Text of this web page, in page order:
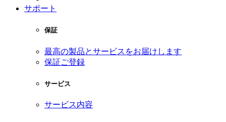
サポート
保証
最高の製品とサービスをお届けします
保証ご登録
サービス
サービス内容